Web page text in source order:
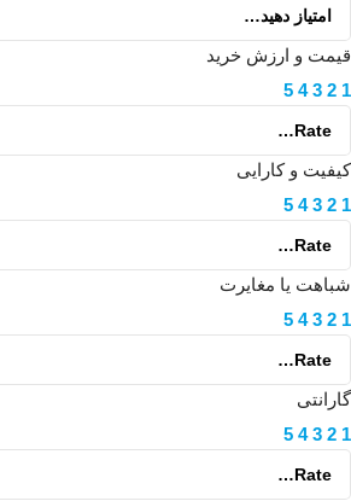
قیمت و ارزش خرید
1
2
3
4
5
کیفیت و کارایی
1
2
3
4
5
شباهت یا مغایرت
1
2
3
4
5
گارانتی
1
2
3
4
5